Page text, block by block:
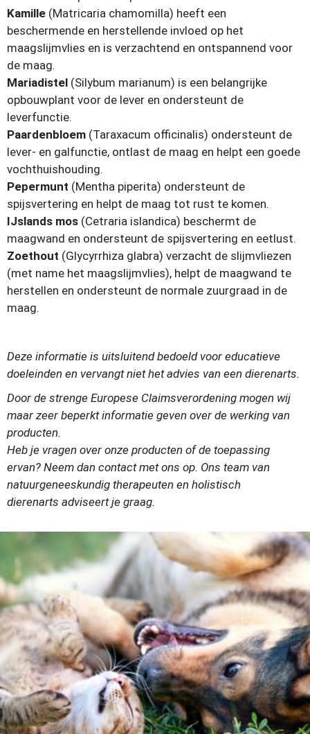
Kamille (Matricaria chamomilla) heeft een
beschermende en herstellende invloed op het
maagslijmvlies en is verzachtend en ontspannend voor
de maag.
Mariadistel (Silybum marianum) is een belangrijke
opbouwplant voor de lever en ondersteunt de
leverfunctie.
Paardenbloem (Taraxacum officinalis) ondersteunt de
lever- en galfunctie, ontlast de maag en helpt een goede
vochthuishouding.
Pepermunt (Mentha piperita) ondersteunt de
spijsvertering en helpt de maag tot rust te komen.
IJslands mos (Cetraria islandica) beschermt de
maagwand en ondersteunt de spijsvertering en eetlust.
Zoethout (Glycyrrhiza glabra) verzacht de slijmvliezen
(met name het maagslijmvlies), helpt de maagwand te
herstellen en ondersteunt de normale zuurgraad in de
maag.
Deze informatie is uitsluitend bedoeld voor educatieve
doeleinden en vervangt niet het advies van een dierenarts.
Door de strenge Europese Claimsverordening mogen wij
maar zeer beperkt informatie geven over de werking van
producten.
Heb je vragen over onze producten of de toepassing
ervan? Neem dan contact met ons op. Ons team van
natuurgeneeskundig therapeuten en holistisch
dierenarts adviseert je graag.